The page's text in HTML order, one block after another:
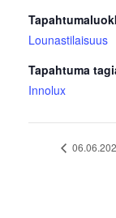
Lounastilaisuus
Tapahtuma
Innolux